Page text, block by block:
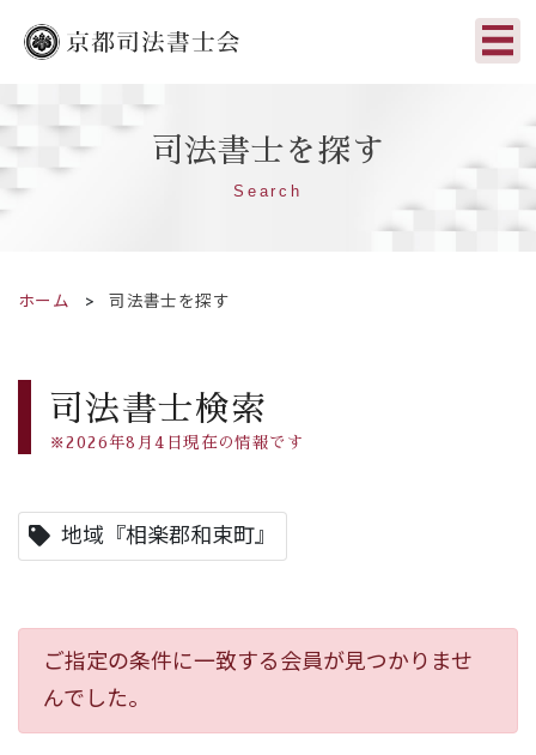
司法書士を探す
Search
ホーム 司法書士を探す
司法書士検索
※2026年8月4日現在の情報です
地域『相楽郡和束町』
ご指定の条件に一致する会員が見つかりませ
んでした。